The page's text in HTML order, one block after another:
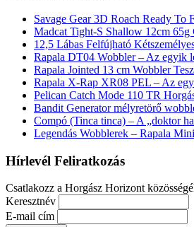
Savage Gear 3D Roach Ready To
Madcat Tight-S Shallow 12cm 65g
12,5 Lábas Felfújható
Rapala DT04 Wobbler – Az egyik
Rapala Jointed 13 cm Wobbler
Rapala X-Rap XR08 PEL – Az
Pelican Catch Mode 110 TR
Bandit Generator mélyretörő
Compó (Tinca tinca) – A „doktor
Legendás Wobblerek – Rapala
Hírlevél Feliratkozás
Csatlakozz a Horgász Horizont
Keresztnév
E-mail cím